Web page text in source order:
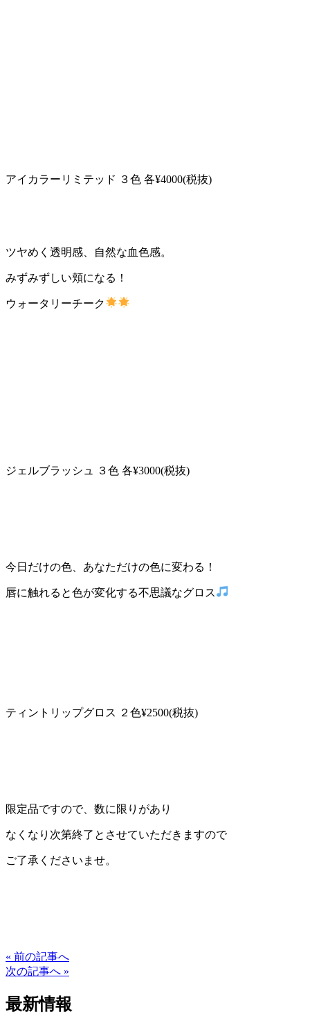
アイカラーリミテッド ３色 各¥4000(税抜)
ツヤめく透明感、自然な血色感。
みずみずしい頬になる！
ウォータリーチーク
ジェルブラッシュ ３色 各¥3000(税抜)
今日だけの色、あなただけの色に変わる！
唇に触れると色が変化する不思議なグロス
ティントリップグロス ２色¥2500(税抜)
限定品ですので、数に限りがあり
なくなり次第終了とさせていただきますので
ご了承くださいませ。
« 前の記事へ
次の記事へ »
最新情報